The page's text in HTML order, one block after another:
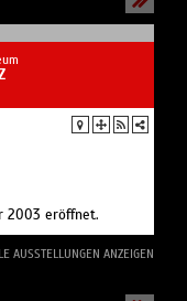
AUSSTELLUNGEN ANZEIGEN
KLAGENFURT
Verleihung des